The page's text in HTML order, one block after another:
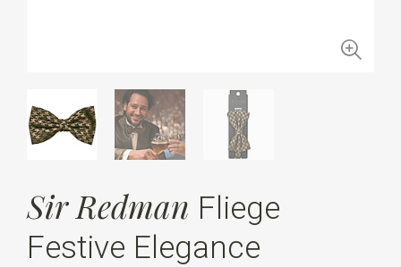
Sir Redman Fliege
Festive Elegance